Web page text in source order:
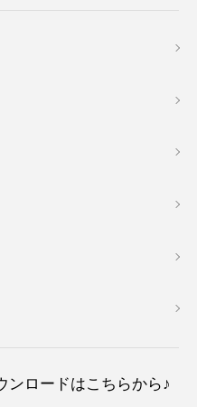
ンロードはこちらから♪